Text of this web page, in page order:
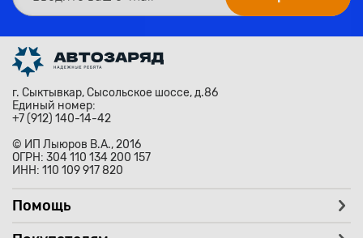
г. Сыктывкар, Сысольское шоссе, д.86
Единый номер:
+7 (912) 140-14-42
© ИП Лыюров В.А., 2016
ОГРН: 304 110 134 200 157
ИНН: 110 109 917 820
Помощь